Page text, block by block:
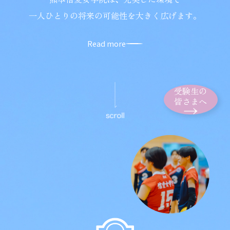
一人ひとりの将来の可能性を大きく広げます。
Read more
受験生の
皆さまへ